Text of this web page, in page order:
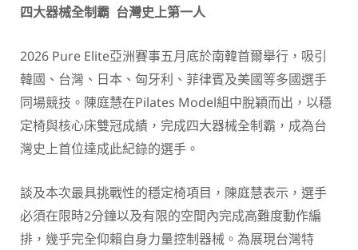
四大器械全制霸 台灣史上第一人
2026 Pure Elite亞洲賽事五月底於南韓首爾舉行，吸引
韓國、台灣、日本、匈牙利、菲律賓及美國等多國選手
同場競技。陳庭慧在Pilates Model組中脫穎而出，以穩
定椅與核心床雙冠成績，完成四大器械全制霸，成為台
灣史上首位達成此紀錄的選手。
談及本次最具挑戰性的穩定椅項目，陳庭慧表示，選手
必須在限時2分鐘以及有限的空間內完成高難度動作編
排，幾乎完全仰賴自身力量控制器械。為展現台灣特